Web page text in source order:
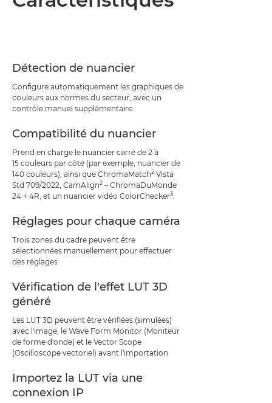
Détection de nuancier
Configure automatiquement les graphiques de
couleurs aux normes du secteur, avec un
contrôle manuel supplémentaire
Compatibilité du nuancier
Prend en charge le nuancier carré de 2 à
15 couleurs par côté (par exemple, nuancier de
140 couleurs), ainsi que ChromaMatch2 Vista
Std 709/2022, CamAlign2 – ChromaDuMonde
24 + 4R, et un nuancier vidéo ColorChecker3
Réglages pour chaque caméra
Trois zones du cadre peuvent être
sélectionnées manuellement pour effectuer
des réglages
Vérification de l'effet LUT 3D
généré
Les LUT 3D peuvent être vérifiées (simulées)
avec l'image, le Wave Form Monitor (Moniteur
de forme d'onde) et le Vector Scope
(Oscilloscope vectoriel) avant l'importation
Importez la LUT via une
connexion IP